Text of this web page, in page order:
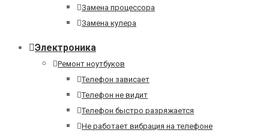
Замена процессора
Замена кулера
Электроника
Ремонт ноутбуков
Телефон зависает
Телефон не видит
Телефон быстро разряжается
Не работает вибрация на телефоне